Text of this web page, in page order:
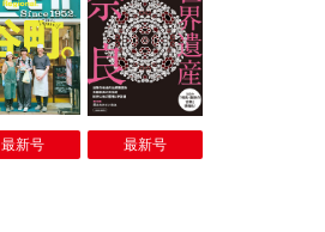
最新号 最新号